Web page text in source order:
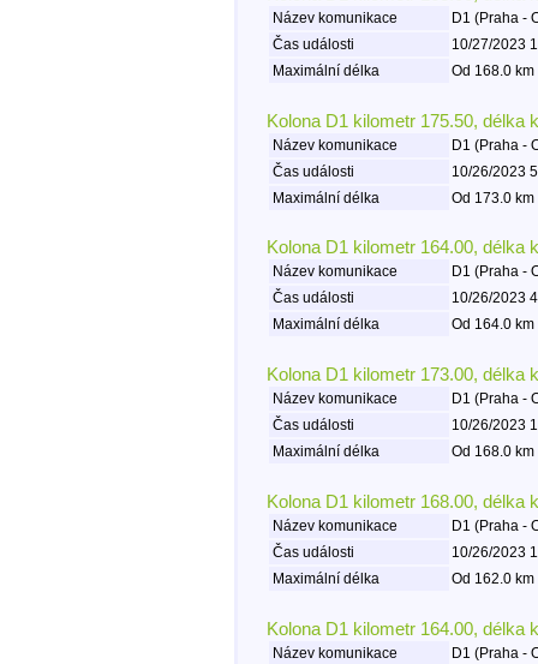
Název komunikace
D1 (Praha -
Čas události
10/27/2023
Maximální délka
Od 168.0
Kolona D1 kilometr 175.50, délka
Název komunikace
D1 (Praha -
Čas události
10/26/2023
Maximální délka
Od 173.0
Kolona D1 kilometr 164.00, délka
Název komunikace
D1 (Praha -
Čas události
10/26/2023
Maximální délka
Od 164.0
Kolona D1 kilometr 173.00, délka
Název komunikace
D1 (Praha -
Čas události
10/26/2023
Maximální délka
Od 168.0
Kolona D1 kilometr 168.00, délka
Název komunikace
D1 (Praha -
Čas události
10/26/2023
Maximální délka
Od 162.0
Kolona D1 kilometr 164.00, délka
Název komunikace
D1 (Praha -